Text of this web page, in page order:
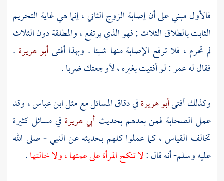
فالأول مبني على أن إصابة الزوج الثاني ، إنما هي غاية التحريم
الثابت بالطلاق الثلاث ; فهو الذي يرتفع ، والمطلقة دون الثلاث
لم تحرم ، فلا ترفع الإصابة منها شيئا . وبهذا أفتىأبو هريرة .
فقال لهعمر: لو أفتيت بغيره ، لأوجعتك ضربا .
وكذلك أفتىأبو هريرةفي دقاق المسائل مع مثلابن عباس، وقد
عمل الصحابة فمن بعدهم بحديث أبي هريرة في مسائل كثيرة
تخالف القياس ، كما عملوا كلهم بحديثه عن النبي - صلى الله
عليه وسلم- أنه قال :لا تنكح المرأة على عمتها ، ولا خالتها.